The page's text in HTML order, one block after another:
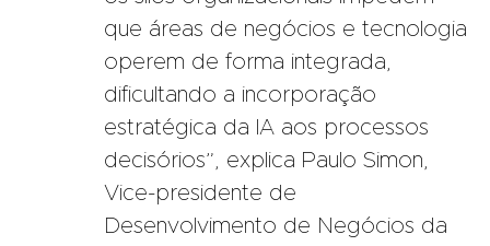
que áreas de negócios e tecnologia
operem de forma integrada,
dificultando a incorporação
estratégica da IA aos processos
decisórios”, explica Paulo Simon,
Vice-presidente de
Desenvolvimento de Negócios da